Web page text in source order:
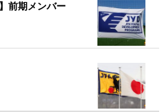
前期メンバー